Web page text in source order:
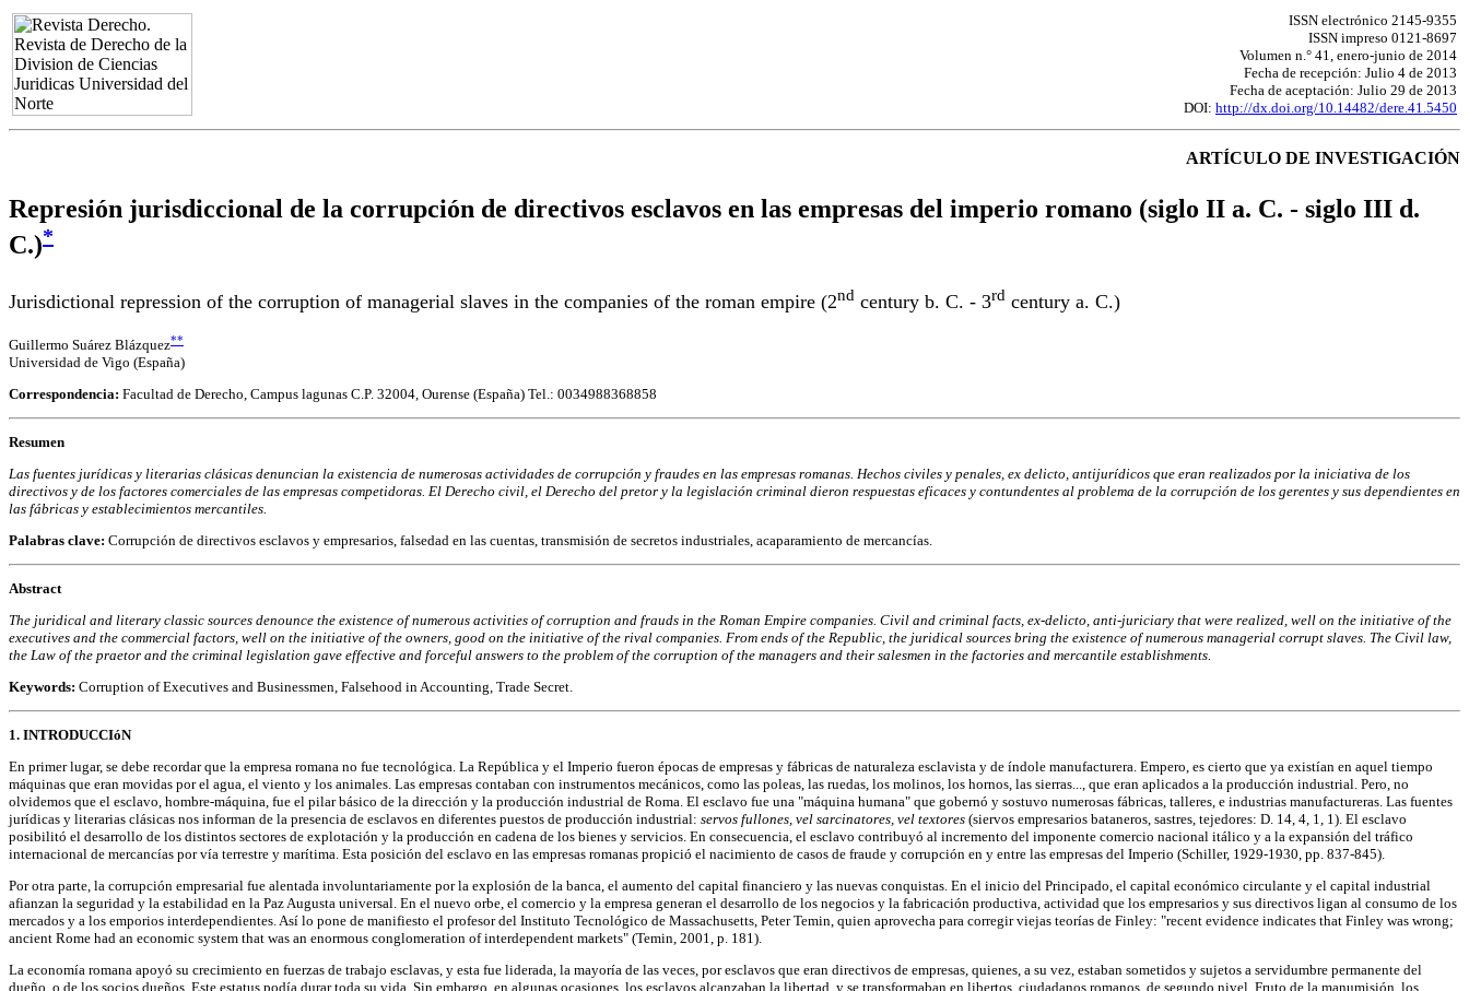
ISSN electrónico 2145-9355
ISSN impreso 0121-8697
Volumen n.° 41, enero-junio de 2014
Fecha de recepción: Julio 4 de 2013
Fecha de aceptación: Julio 29 de 2013
DOI: http://dx.doi.org/10.14482/dere.41.5450
ARTÍCULO DE INVESTIGACIÓN
Represión jurisdiccional de la corrupción de directivos esclavos en las empresas del imperio romano (siglo II a. C. - siglo III d.
C.)*
Jurisdictional repression of the corruption of managerial slaves in the companies of the roman empire (2nd century b. C. - 3rd century a. C.)
Guillermo Suárez Blázquez**
Universidad de Vigo (España)
Correspondencia: Facultad de Derecho, Campus lagunas C.P. 32004, Ourense (España) Tel.: 0034988368858
Resumen
Las fuentes jurídicas y literarias clásicas denuncian la existencia de numerosas actividades de corrupción y fraudes en las empresas romanas. Hechos civiles y penales, ex delicto, antijurídicos que eran realizados por la iniciativa de los
directivos y de los factores comerciales de las empresas competidoras. El Derecho civil, el Derecho del pretor y la legislación criminal dieron respuestas eficaces y contundentes al problema de la corrupción de los gerentes y sus dependientes en
las fábricas y establecimientos mercantiles.
Palabras clave: Corrupción de directivos esclavos y empresarios, falsedad en las cuentas, transmisión de secretos industriales, acaparamiento de mercancías.
Abstract
The juridical and literary classic sources denounce the existence of numerous activities of corruption and frauds in the Roman Empire companies. Civil and criminal facts, ex-delicto, anti-juriciary that were realized, well on the initiative of the
executives and the commercial factors, well on the initiative of the owners, good on the initiative of the rival companies. From ends of the Republic, the juridical sources bring the existence of numerous managerial corrupt slaves. The Civil law,
the Law of the praetor and the criminal legislation gave effective and forceful answers to the problem of the corruption of the managers and their salesmen in the factories and mercantile establishments.
Keywords: Corruption of Executives and Businessmen, Falsehood in Accounting, Trade Secret.
1. INTRODUCCIóN
En primer lugar, se debe recordar que la empresa romana no fue tecnológica. La República y el Imperio fueron épocas de empresas y fábricas de naturaleza esclavista y de índole manufacturera. Empero, es cierto que ya existían en aquel tiempo
máquinas que eran movidas por el agua, el viento y los animales. Las empresas contaban con instrumentos mecánicos, como las poleas, las ruedas, los molinos, los hornos, las sierras..., que eran aplicados a la producción industrial. Pero, no
olvidemos que el esclavo, hombre-máquina, fue el pilar básico de la dirección y la producción industrial de Roma. El esclavo fue una "máquina humana" que gobernó y sostuvo numerosas fábricas, talleres, e industrias manufactureras. Las fuentes
jurídicas y literarias clásicas nos informan de la presencia de esclavos en diferentes puestos de producción industrial: servos fullones, vel sarcinatores, vel textores (siervos empresarios bataneros, sastres, tejedores: D. 14, 4, 1, 1). El esclavo
posibilitó el desarrollo de los distintos sectores de explotación y la producción en cadena de los bienes y servicios. En consecuencia, el esclavo contribuyó al incremento del imponente comercio nacional itálico y a la expansión del tráfico
internacional de mercancías por vía terrestre y marítima. Esta posición del esclavo en las empresas romanas propició el nacimiento de casos de fraude y corrupción en y entre las empresas del Imperio (Schiller, 1929-1930, pp. 837-845).
Por otra parte, la corrupción empresarial fue alentada involuntariamente por la explosión de la banca, el aumento del capital financiero y las nuevas conquistas. En el inicio del Principado, el capital económico circulante y el capital industrial
afianzan la seguridad y la estabilidad en la Paz Augusta universal. En el nuevo orbe, el comercio y la empresa generan el desarrollo de los negocios y la fabricación productiva, actividad que los empresarios y sus directivos ligan al consumo de los
mercados y a los emporios interdependientes. Así lo pone de manifiesto el profesor del Instituto Tecnológico de Massachusetts, Peter Temin, quien aprovecha para corregir viejas teorías de Finley: "recent evidence indicates that Finley was wrong;
ancient Rome had an economic system that was an enormous conglomeration of interdependent markets" (Temin, 2001, p. 181).
La economía romana apoyó su crecimiento en fuerzas de trabajo esclavas, y esta fue liderada, la mayoría de las veces, por esclavos que eran directivos de empresas, quienes, a su vez, estaban sometidos y sujetos a servidumbre permanente del
dueño, o de los socios dueños. Este estatus podía durar toda su vida. Sin embargo, en algunas ocasiones, los esclavos alcanzaban la libertad, y se transformaban en libertos, ciudadanos romanos, de segundo nivel. Fruto de la manumisión, los